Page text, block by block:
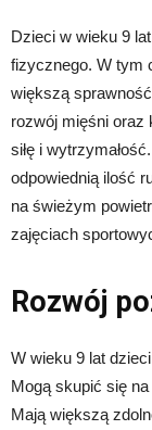
Dzieci w wieku 9
fizycznego. W tym
większą
rozwój mięśni oraz
siłę i
odpowiednią ilość
na świeżym
zajęciach
Rozwój
W wieku 9 lat
Mogą skupić się
Mają większą